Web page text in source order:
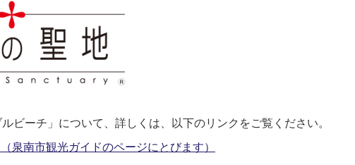
ビーチ」について、詳しくは、以下のリンクをご覧ください。
泉南市観光ガイドのページにとびます）